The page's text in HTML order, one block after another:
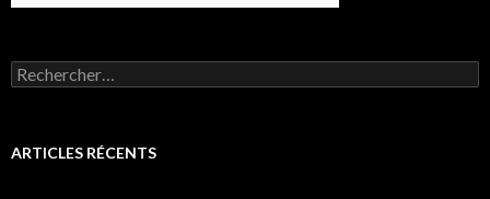
Rechercher :
ARTICLES RÉCENTS